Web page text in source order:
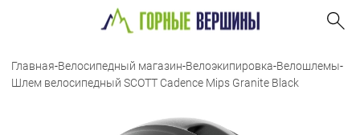
Главная-Велосипедный магазин-Велоэкипировка-Велошлемы-
Шлем велосипедный SCOTT Cadence Mips Granite Black